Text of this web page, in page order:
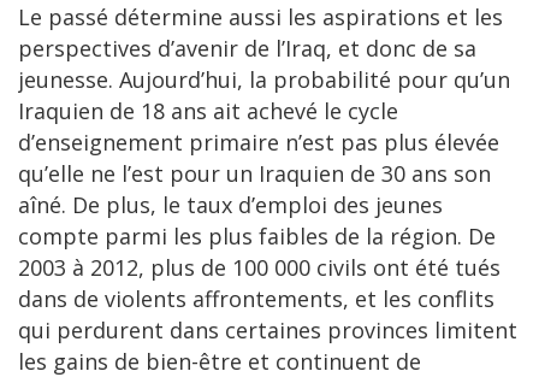
Le passé détermine aussi les aspirations et les
perspectives d’avenir de l’Iraq, et donc de sa
jeunesse. Aujourd’hui, la probabilité pour qu’un
Iraquien de 18 ans ait achevé le cycle
d’enseignement primaire n’est pas plus élevée
qu’elle ne l’est pour un Iraquien de 30 ans son
aîné. De plus, le taux d’emploi des jeunes
compte parmi les plus faibles de la région. De
2003 à 2012, plus de 100 000 civils ont été tués
dans de violents affrontements, et les conflits
qui perdurent dans certaines provinces limitent
les gains de bien-être et continuent de